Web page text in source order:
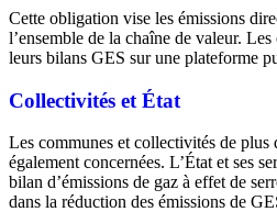
Cette obligation vise les émissions
l’ensemble de la chaîne de valeur.
leurs bilans GES sur une plateforme
Collectivités et État
Les communes et collectivités de plus
également concernées. L’État et ses
bilan d’émissions de gaz à effet de
dans la réduction des émissions de